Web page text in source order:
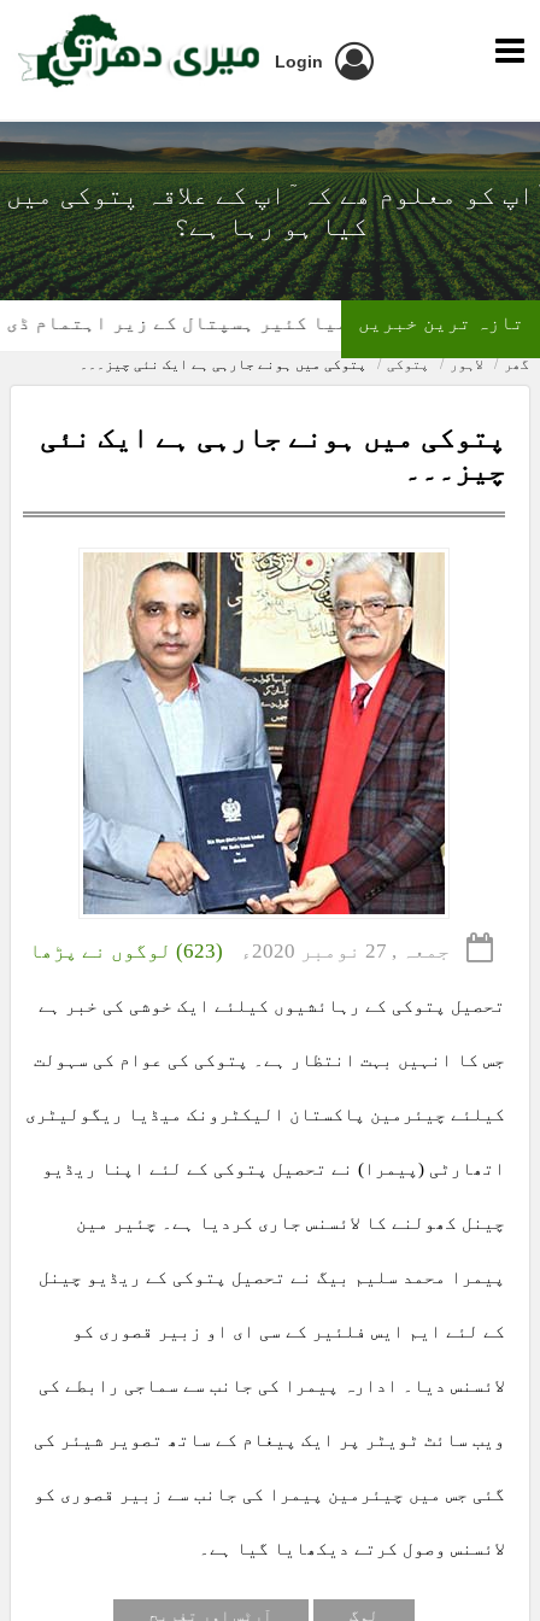
Login
ٓاپ کو معلوم ھے کہ ٓاپ کے علاقہ پتوکی میں
کیا ہو رہا ہے؟
تھیلیسیمیا کئیر ہسپتال کے زیر اہتمام ڈی ایس
تازہ ترین خبریں
گھر لاہور پتوکی پتوکی میں ہونے جارہی ہے ایک نئی چیز۔۔۔
پتوکی میں ہونے جارہی ہے ایک نئی
چیز۔۔۔
جمعہ , 27 نومبر 2020ء (623) لوگوں نے پڑھا
تحصیل پتوکی کے رہائشیوں کیلئے ایک خوشی کی خبر ہے
جس کا انہیں بہت انتظار ہے۔ پتوکی کی عوام کی سہولت
کیلئے چیئرمین پاکستان الیکٹرونک میڈیا ریگولیٹری
اتھارٹی (پیمرا) نے تحصیل پتوکی کے لئے اپنا ریڈیو
چینل کھولنے کا لائسنس جاری کردیا ہے۔ چئیر مین
پیمرا محمد سلیم بیگ نے تحصیل پتوکی کے ریڈیو چینل
کے لئے ایم ایس فلئیر کے سی ای او زبیر قصوری کو
لائسنس دیا۔ ادارہ پیمرا کی جانب سے سماجی رابطے کی
ویب سائٹ ٹویٹر پر ایک پیغام کے ساتھ تصویر شیئر کی
گئی جس میں چیئرمین پیمرا کی جانب سے زبیر قصوری کو
لائسنس وصول کرتے دیکھایا گیا ہے۔
لوگ آرٹس اور تفریح